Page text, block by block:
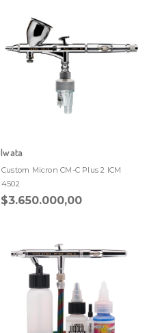
Iwata
Custom Micron CM-C Plus 2 ICM
4502
$3.650.000,00